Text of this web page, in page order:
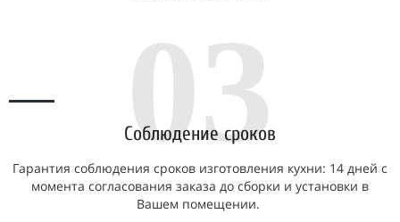
03
Соблюдение сроков
Гарантия соблюдения сроков изготовления кухни: 14 дней с
момента согласования заказа до сборки и установки в
Вашем помещении.